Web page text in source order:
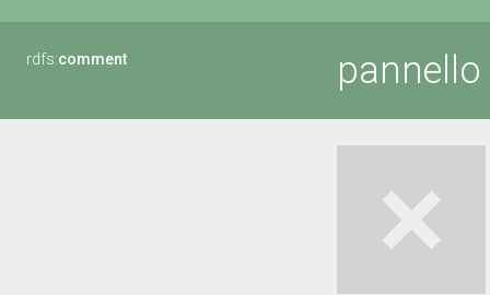
rdfs:comment